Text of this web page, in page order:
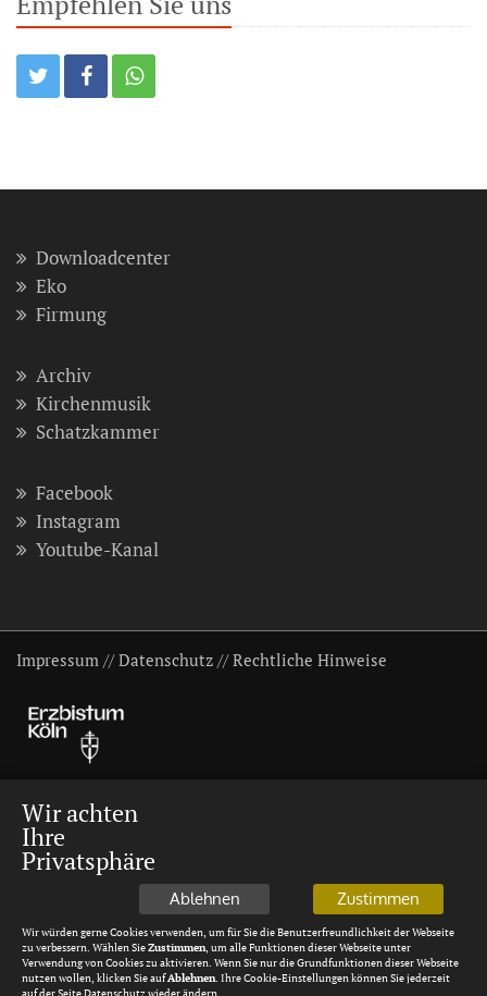
Downloadcenter
Eko
Firmung
Archiv
Kirchenmusik
Schatzkammer
Facebook
Instagram
Youtube-Kanal
Impressum //Datenschutz //Rechtliche Hinweise
Wir achten
Ihre
Privatsphäre
Ablehnen Zustimmen
Wir würden gerne Cookies verwenden, um für Sie die Benutzerfreundlichkeit der Webseite
zu verbessern. Wählen SieZustimmen, um alle Funktionen dieser Webseite unter
Verwendung von Cookies zu aktivieren. Wenn Sie nur die Grundfunktionen dieser Webseite
nutzen wollen, klicken Sie aufAblehnen. Ihre Cookie-Einstellungen können Sie jederzeit